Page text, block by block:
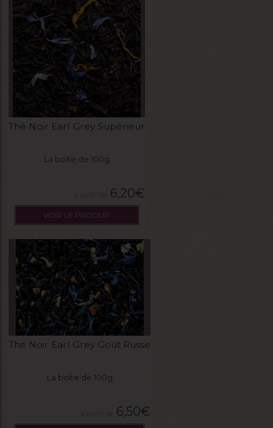
Thé Noir Earl Grey Supérieur
La boite de 100g
6,20€
VOIR LE PRODUIT
Thé Noir Earl Grey Goût Russe
La boite de 100g
6,50€